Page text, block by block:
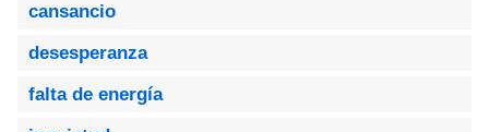
cansancio
desesperanza
falta de energía